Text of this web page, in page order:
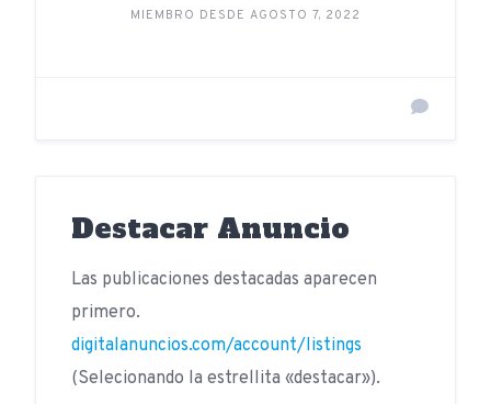
MIEMBRO DESDE AGOSTO 7, 2022
Destacar Anuncio
Las publicaciones destacadas aparecen
primero.
digitalanuncios.com/account/listings
(Selecionando la estrellita «destacar»).